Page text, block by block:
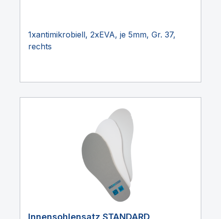
1xantimikrobiell, 2xEVA, je 5mm, Gr. 37,
rechts
Innensohlensatz STANDARD,